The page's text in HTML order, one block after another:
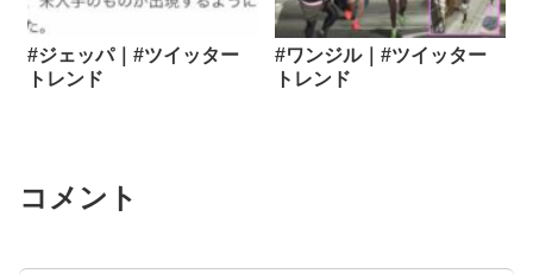
#ジェッパ｜#ツイッター
トレンド
#ワンジル｜#ツイッター
トレンド
コメント